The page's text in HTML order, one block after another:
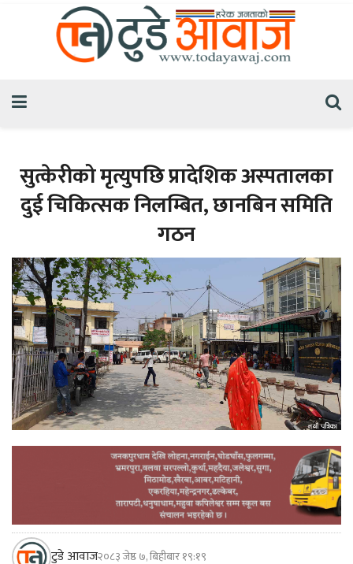
सुत्केरीको मृत्युपछि प्रादेशिक अस्पतालका
दुई चिकित्सक निलम्बित, छानबिन समिति
गठन
टुडे आवाज२०८३ जेष्ठ ७, बिहीबार १९:१९